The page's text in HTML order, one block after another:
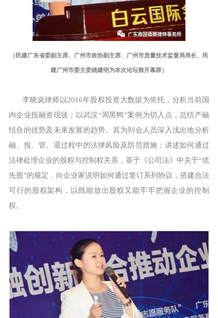
（民建广东省委副主席、广州市政协副主席、广州市质量技术监督局局长、民
建广州市委主委姚建明为本次论坛致开幕辞）
李晓岚律师以2016年股权投资大数据为依托，分析当前国
内企业投融资现状；以武汉“周黑鸭”案例为切入点，总结产融
结合的优势及未来发展的趋势。其为到会人员深入浅出地分析
融、投、管、退过程中的法律风险及防范措施；讲述如何通过
法律处理企业的股权与控制权关系，基于《公司法》中关于“优
先股”的规定，向企业家说明如何通过签订系列协议，搭建合法
可行的股权架构，以既能放出股权又能牢牢把握企业的控制
权。